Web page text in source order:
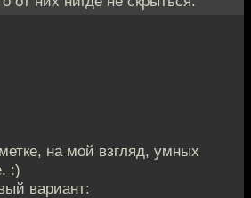
на мой взгляд, умных
:)
вариант: